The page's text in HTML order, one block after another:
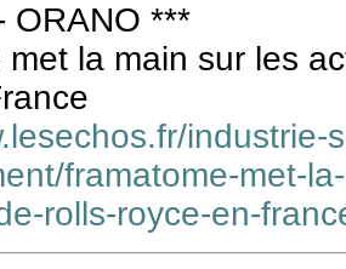
ORANO ***
met la main sur les
industrie-
framatome-met-
rolls-royce-en-